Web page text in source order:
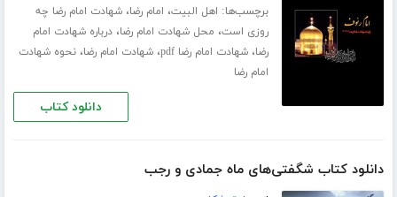
برچسب‌ها: اهل البیت، امام رضا،شهادت امام رضا چه
روزی است، محل شهادت امام رضا،درباره شهادت امام
رضا،شهادت امام رضا pdf ،شهادت امام رضا،نحوه شهادت
امام رضا
دانلود کتاب
دانلود کتاب شگفتی‌های ماه جمادی و رجب